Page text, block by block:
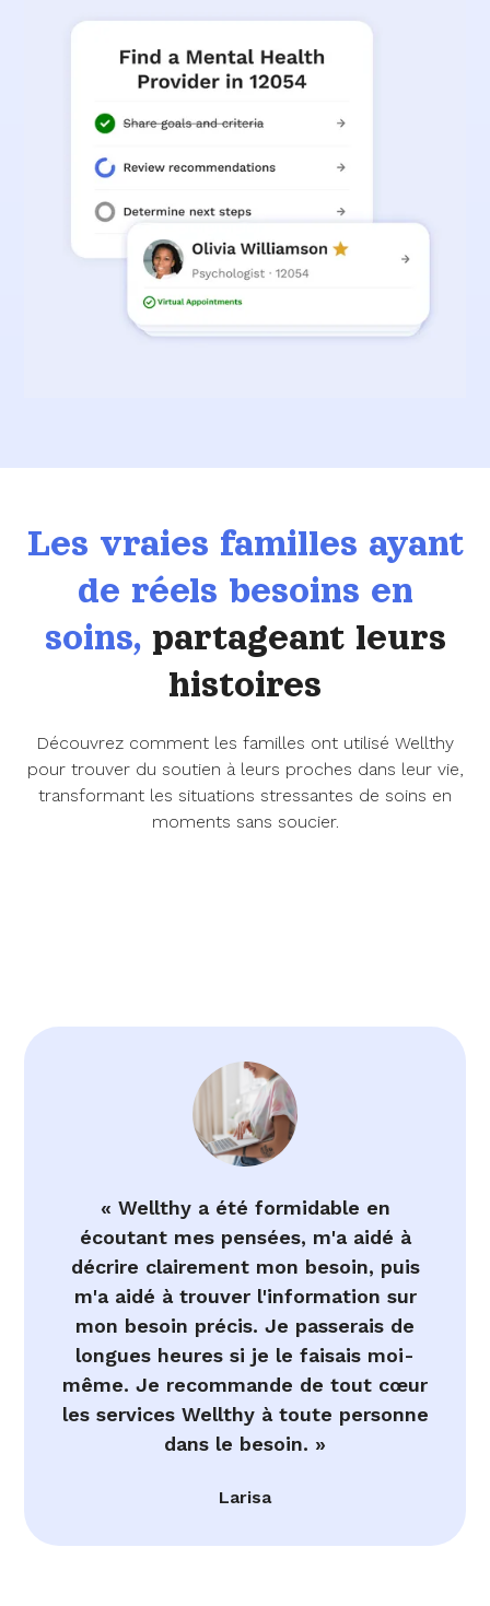
Les vraies familles ayant
de réels besoins en
soins,partageant leurs
histoires
Découvrez comment les familles ont utilisé Wellthy
pour trouver du soutien à leurs proches dans leur vie,
transformant les situations stressantes de soins en
moments sans soucier.
« Wellthy a été formidable en
écoutant mes pensées, m'a aidé à
décrire clairement mon besoin, puis
m'a aidé à trouver l'information sur
mon besoin précis. Je passerais de
longues heures si je le faisais moi-
même. Je recommande de tout cœur
les services Wellthy à toute personne
dans le besoin. »
Larisa